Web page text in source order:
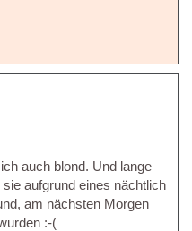
auch blond. Und lange
aufgrund eines nächtlich
am nächsten Morgen
:-(